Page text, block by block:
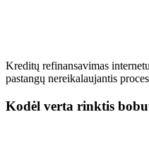
Kreditų refinansavimas
pastangų nereikalaujantis
Kodėl verta rinktis